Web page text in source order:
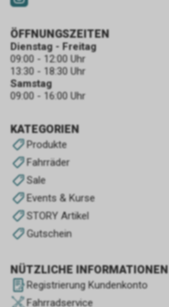
KATEGORIEN
Produkte
Fahrräder
Sale
Events & Kurse
STORY Artikel
Gutschein
NÜTZLICHE INFORMATIONEN
Registrierung Kundenkonto
Fahrradservice
ÖFFNUNGSZEITEN
Dienstag - Freitag
09:00 - 12:00 Uhr
13:30 - 18:30 Uhr
Samstag
09:00 - 16:00 Uhr